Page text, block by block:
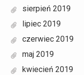
sierpień 2019
lipiec 2019
czerwiec 2019
maj 2019
kwiecień 2019